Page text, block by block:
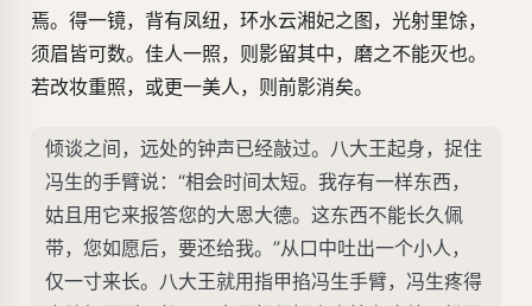
焉。得一镜，背有凤纽，环水云湘妃之图，光射里馀，
须眉皆可数。佳人一照，则影留其中，磨之不能灭也。
若改妆重照，或更一美人，则前影消矣。
倾谈之间，远处的钟声已经敲过。八大王起身，捉住
冯生的手臂说：“相会时间太短。我存有一样东西，
姑且用它来报答您的大恩大德。这东西不能长久佩
带，您如愿后，要还给我。”从口中吐出一个小人，
仅一寸来长。八大王就用指甲掐冯生手臂，冯生疼得